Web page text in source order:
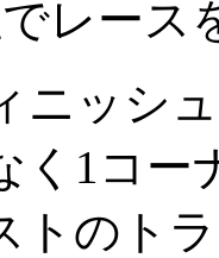
レース
ニッシ
く1コー
トのト